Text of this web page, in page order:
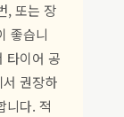
, 또는 장
좋습니
타이어 공
권장하
니다. 적